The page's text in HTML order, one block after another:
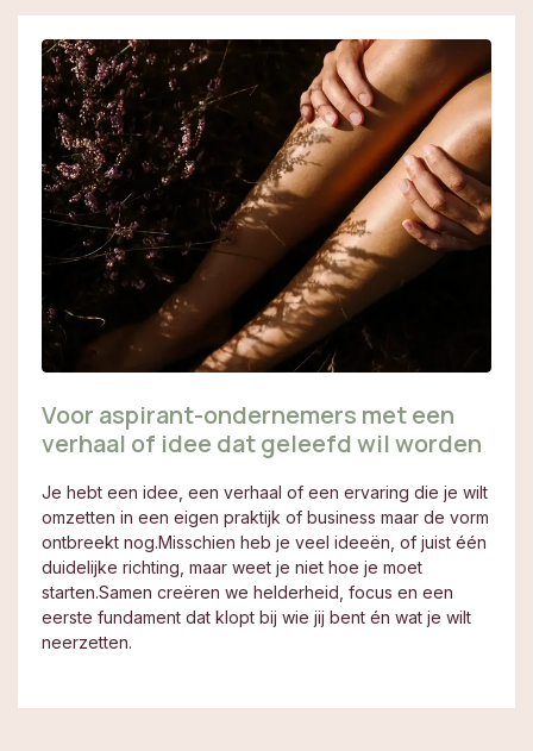
Voor aspirant-ondernemers met een
verhaal of idee dat geleefd wil worden
Je hebt een idee, een verhaal of een ervaring die je wilt
omzetten in een eigen praktijk of business maar de vorm
ontbreekt nog.Misschien heb je veel ideeën, of juist één
duidelijke richting, maar weet je niet hoe je moet
starten.Samen creëren we helderheid, focus en een
eerste fundament dat klopt bij wie jij bent én wat je wilt
neerzetten.